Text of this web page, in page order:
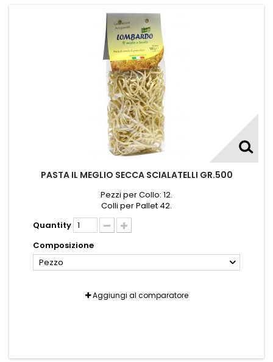
PASTA IL MEGLIO SECCA SCIALATELLI GR.500
Pezzi per Collo: 12.
Colli per Pallet 42.
Quantity
Composizione
Pezzo
Aggiungi al comparatore